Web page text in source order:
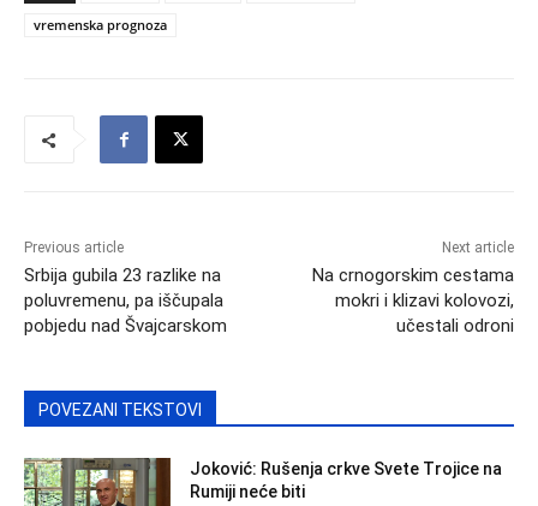
vremenska prognoza
Previous article
Srbija gubila 23 razlike na
poluvremenu, pa iščupala
pobjedu nad Švajcarskom
Next article
Na crnogorskim cestama
mokri i klizavi kolovozi,
učestali odroni
POVEZANI TEKSTOVI
Joković: Rušenja crkve Svete Trojice na
Rumiji neće biti